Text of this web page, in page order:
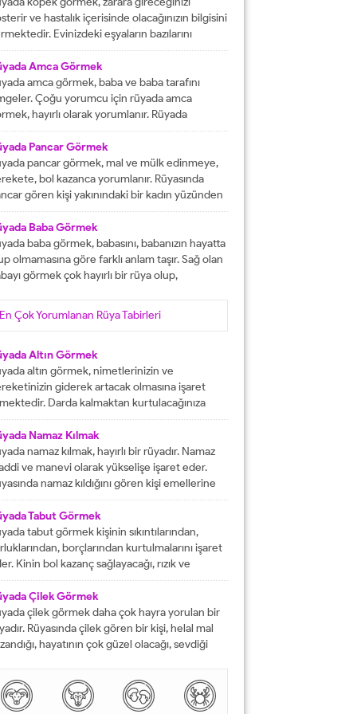
gideceğini gösterirken, ömür boyu
olan konforlu bir hayatın varlığına delalet
Ağız tadınızı bozan faktörleri...
ve hastalık içerisinde olacağınızın bilgisini
Evinizdeki eşyaların bazılarını
delalet etmektedir. Kuvvetsiz
durumun içerisinde kalacağınızın ve rahatsızlık
olacağınızın haberini vermektedir.
dönemlerin içerisinde olacağınızın
verir ve kendinizi başarısız
işaret olacaktır. Diğer yandan ise
yapacak olan kişilerden dolayı başınızın...
Amca Görmek
amca görmek, baba ve baba tarafını
Çoğu yorumcu için rüyada amca
hayırlı olarak yorumlanır. Rüyada
gören kişi, kısa süre içerisinde
çözüp, huzura kavuşacak demektir.
bu rüyayı gören kişinin sağlık sıkıntıları varsa,
çözüme ulaşacak olarak yorumlanır. İşsiz
kişinin bu rüyayı görmesi hayırlı iş
Pancar Görmek
pancar görmek, mal ve mülk edinmeye,
bol kazanca yorumlanır. Rüyasında
gören kişi yakınındaki bir kadın yüzünden
düşebilir, acı haber alabilir, başına gelecek
üzüntüye ve kedere tabir edilebilir. Bekar
rüyasında pancar görürse, yakın zamanda
yada evlenir. Evli birisinin gördüğü
rüyası, eşiyle kavgaya yada ayrılığa...
Baba Görmek
baba görmek, babasını, babanızın hayatta
olmamasına göre farklı anlam taşır. Sağ olan
görmek çok hayırlı bir rüya olup,
veren veren en değerli varlıklar, kişinin
etmiş ise ihtiyacı olanlara yardım etmesi
En Çok Yorumlanan Rüya Tabirleri
Altın Görmek
altın görmek, nimetlerinizin ve
giderek artacak olmasına işaret
Darda kalmaktan kurtulacağınıza
eder ve engelleri yok edeceğinizi
İyi bir hayata sahip olmanızın
tüm pürüzlerin yok olacağını işaret
Emeklerinizin heba olmayacağını
rüyalardan birisi şeklinde
Rüyada altın bileklik görmek,
giderek artacak olmasına delalet
Namaz Kılmak
namaz kılmak, hayırlı bir rüyadır. Namaz
ve manevi olarak yükselişe işaret eder.
namaz kıldığını gören kişi emellerine
zamanda ulaşır. Namaz, rüya da olsa kişinin
güçleneceğini ve Allah tarafından
bir kişi olduğunu gösterir. Rüyalarımızda
çoğunlukla gerçek hayatla birebir
Rüyalarımızda...
Tabut Görmek
tabut görmek kişinin sıkıntılarından,
borçlarından kurtulmalarını işaret
Kinin bol kazanç sağlayacağı, rızık ve
anlamına gelir. Rüya sırasında tabut
aynı zaman da kişinin bahtının ve
kapanmış olduğunu ifade eder. Rüyada
görmek aynı zamanda kişinin yol hazırlığına
anlamına gelir....
Çilek Görmek
çilek görmek daha çok hayra yorulan bir
Rüyasında çilek gören bir kişi, helal mal
hayatının çok güzel olacağı, sevdiği
çoğunlukla aşkı ve tutkuyu da delalet eder.
rüyasında çilek gördü mü daha çok bol